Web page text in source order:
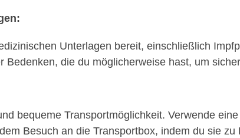
Unterlagen bereit, einschließlich
Bedenken, die du möglicherweise hast, um
bequeme Transportmöglichkeit. Verwende
Besuch an die Transportbox, indem du sie